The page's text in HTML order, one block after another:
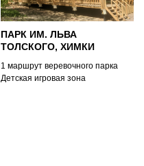
ПАРК ИМ. ЛЬВА
ТОЛСКОГО, ХИМКИ
1 маршрут веревочного парка
Детская игровая зона